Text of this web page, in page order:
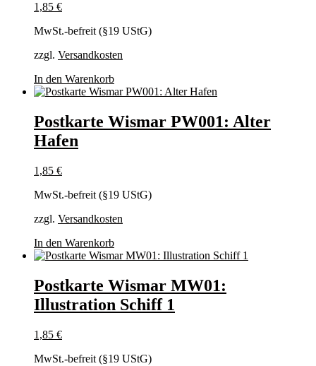
1,85 €
MwSt.-befreit (§19 UStG)
zzgl. Versandkosten
In den Warenkorb
Postkarte Wismar PW001: Alter
Hafen
1,85 €
MwSt.-befreit (§19 UStG)
zzgl. Versandkosten
In den Warenkorb
Postkarte Wismar MW01:
Illustration Schiff 1
1,85 €
MwSt.-befreit (§19 UStG)